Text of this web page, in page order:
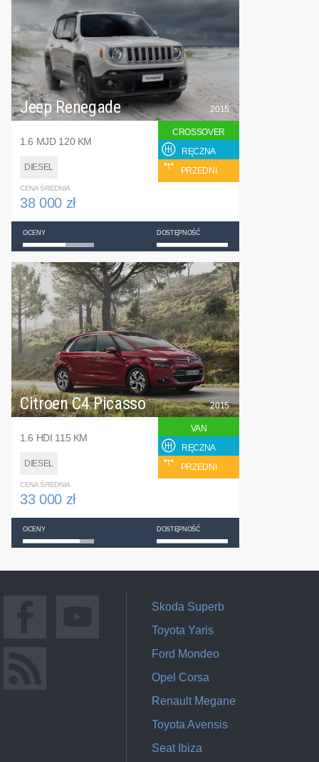
Jeep Renegade
1.6 MJD 120 KM
DIESEL
2015
CROSSOVER
RĘCZNA
PRZEDNI
CENA ŚREDNIA
38 000 zł
OCENY DOSTĘPNOŚĆ
Citroen C4 Picasso
1.6 HDI 115 KM
DIESEL
2015
VAN
RĘCZNA
PRZEDNI
CENA ŚREDNIA
33 000 zł
OCENY DOSTĘPNOŚĆ
Skoda Superb
Toyota Yaris
Ford Mondeo
Opel Corsa
Renault Megane
Toyota Avensis
Seat Ibiza